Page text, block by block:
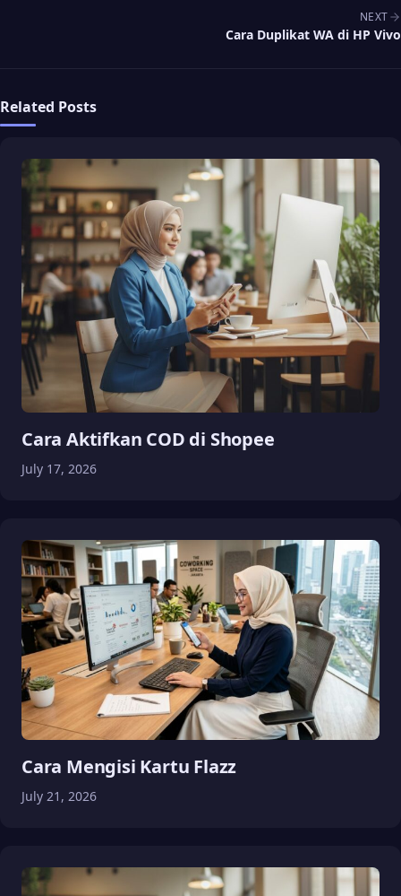
NEXT
Cara Duplikat WA di HP Vivo
Related Posts
Cara Aktifkan COD di Shopee
July 17, 2026
Cara Mengisi Kartu Flazz
July 21, 2026